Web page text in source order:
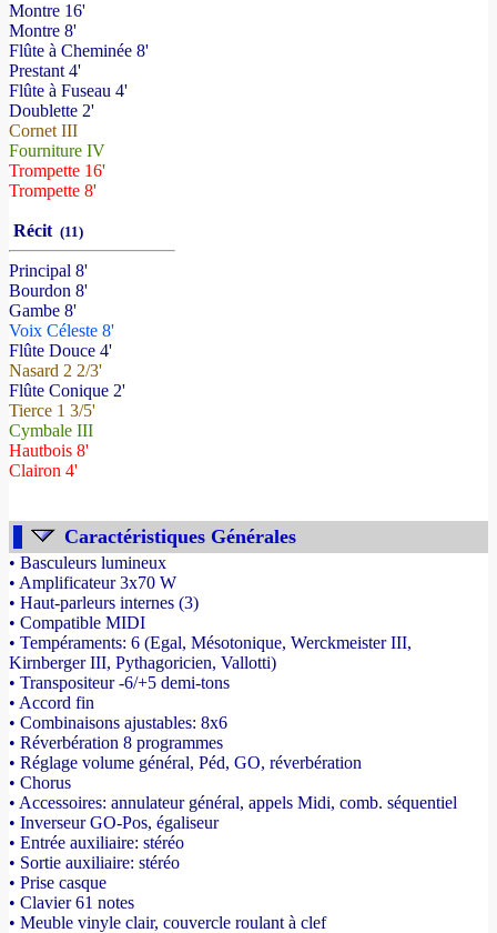
Montre 16'
Montre 8'
Flûte à Cheminée 8'
Prestant 4'
Flûte à Fuseau 4'
Doublette 2'
Cornet III
Fourniture IV
Trompette 16'
Trompette 8'
Récit (11)
Principal 8'
Bourdon 8'
Gambe 8'
Voix Céleste 8'
Flûte Douce 4'
Nasard 2 2/3'
Flûte Conique 2'
Tierce 1 3/5'
Cymbale III
Hautbois 8'
Clairon 4'
Caractéristiques Générales
• Basculeurs lumineux
• Amplificateur 3x70 W
• Haut-parleurs internes (3)
• Compatible MIDI
• Tempéraments: 6 (Egal, Mésotonique, Werckmeister III,
Kirnberger III, Pythagoricien, Vallotti)
• Transpositeur -6/+5 demi-tons
• Accord fin
• Combinaisons ajustables: 8x6
• Réverbération 8 programmes
• Réglage volume général, Péd, GO, réverbération
• Chorus
• Accessoires: annulateur général, appels Midi, comb. séquentiel
• Inverseur GO-Pos, égaliseur
• Entrée auxiliaire: stéréo
• Sortie auxiliaire: stéréo
• Prise casque
• Clavier 61 notes
• Meuble vinyle clair, couvercle roulant à clef